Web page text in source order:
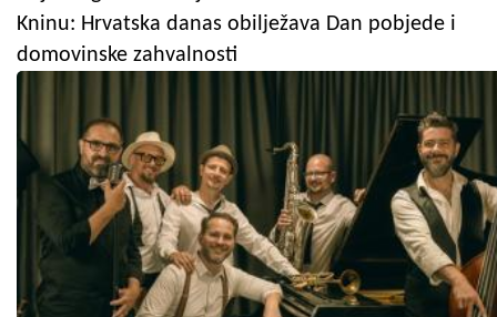
Kninu: Hrvatska danas obilježava Dan pobjede i
domovinske zahvalnosti